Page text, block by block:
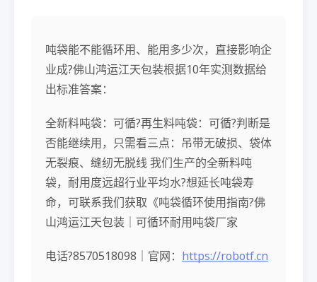
吨袋能不能循环用、能用多少次，直接影响企
业成?佛山鸿运江天包装根据10年实测数据给
出标准答案：
全新料吨袋：可循?再生料吨袋：可循?判断是
否能继续用，只需看三点：吊带无破损、袋体
无裂痕、缝纫无脱线 我们生产的全新料吨
袋，耐用度远超行业平均水?想延长吨袋寿
命，可联系我们获取《吨袋循环使用指南?佛
山鸿运江天包装｜可循环耐用吨袋厂家
电话?8570518098｜官网： https://robotf.cn